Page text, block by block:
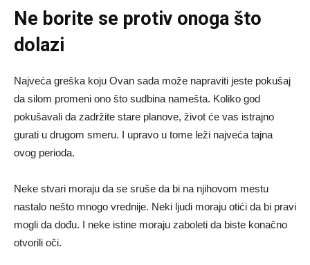
Ne borite se protiv onoga što
dolazi
Najveća greška koju Ovan sada može napraviti jeste pokušaj
da silom promeni ono što sudbina namešta. Koliko god
pokušavali da zadržite stare planove, život će vas istrajno
gurati u drugom smeru. I upravo u tome leži najveća tajna
ovog perioda.
Neke stvari moraju da se sruše da bi na njihovom mestu
nastalo nešto mnogo vrednije. Neki ljudi moraju otići da bi pravi
mogli da dođu. I neke istine moraju zaboleti da biste konačno
otvorili oči.